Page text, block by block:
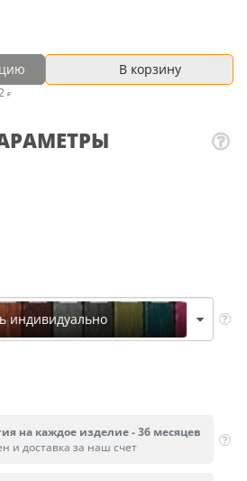
индивидуально
В корзину
на каждое изделие - 36 месяцев
и доставка за наш счет